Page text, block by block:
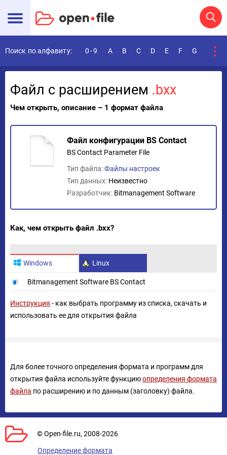
Поиск по алфавиту: 0-9 A B C D E F G
Файл с расширением .bxx
Чем открыть, описание – 1 формат файла
Файл конфигурации BS Contact
BS Contact Parameter File
Тип файла:Файлы настроек
Тип данных: Неизвестно
Разработчик: Bitmanagement Software
Как, чем открыть файл .bxx?
Windows Linux
Bitmanagement Software BS Contact
Инструкция - как выбрать программу из списка, скачать и
использовать ее для открытия файла
Для более точного определения формата и программ для
открытия файла используйте функциюопределения формата
файла по расширению и по данным (заголовку) файла.
© Open-file.ru, 2008-2026
Определение формата